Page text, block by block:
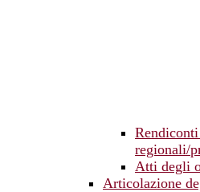
regionali/
Atti degli
Articolazione